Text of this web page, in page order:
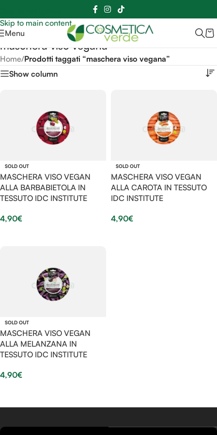
Skip to main content
Sei hai domande contattaci 📲3341056025 - 3886572748
Menu
maschera viso vegana
Home/Prodotti taggati “maschera viso vegana”
Show column
SOLD OUT
MASCHERA VISO VEGAN
ALLA BARBABIETOLA IN
TESSUTO IDC INSTITUTE
4,90€
SOLD OUT
MASCHERA VISO VEGAN
ALLA CAROTA IN TESSUTO
IDC INSTITUTE
4,90€
SOLD OUT
MASCHERA VISO VEGAN
ALLA MELANZANA IN
TESSUTO IDC INSTITUTE
4,90€